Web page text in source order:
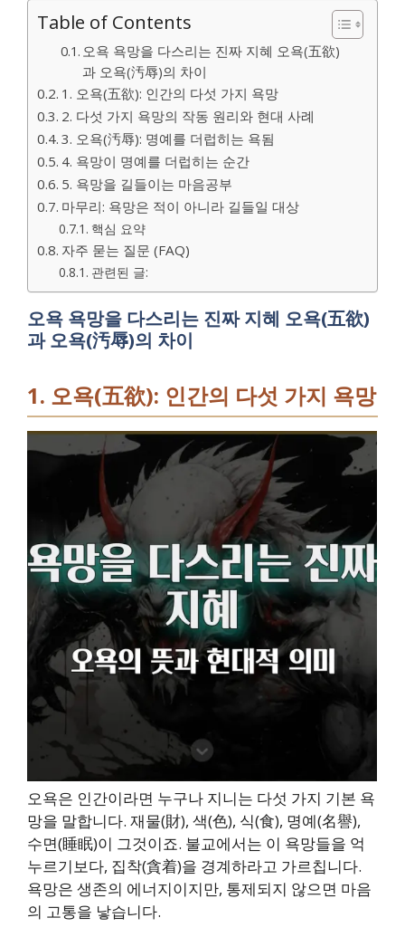
Table of Contents
오욕 욕망을 다스리는 진짜 지혜 오욕(五欲)
과 오욕(汚辱)의 차이
1. 오욕(五欲): 인간의 다섯 가지 욕망
2. 다섯 가지 욕망의 작동 원리와 현대 사례
3. 오욕(汚辱): 명예를 더럽히는 욕됨
4. 욕망이 명예를 더럽히는 순간
5. 욕망을 길들이는 마음공부
마무리: 욕망은 적이 아니라 길들일 대상
핵심 요약
자주 묻는 질문 (FAQ)
관련된 글:
오욕 욕망을 다스리는 진짜 지혜 오욕(五欲)
과 오욕(汚辱)의 차이
1. 오욕(五欲): 인간의 다섯 가지 욕망
오욕은 인간이라면 누구나 지니는 다섯 가지 기본 욕
망을 말합니다. 재물(財), 색(色), 식(食), 명예(名譽),
수면(睡眠)이 그것이죠. 불교에서는 이 욕망들을 억
누르기보다, 집착(貪着)을 경계하라고 가르칩니다.
욕망은 생존의 에너지이지만, 통제되지 않으면 마음
의 고통을 낳습니다.